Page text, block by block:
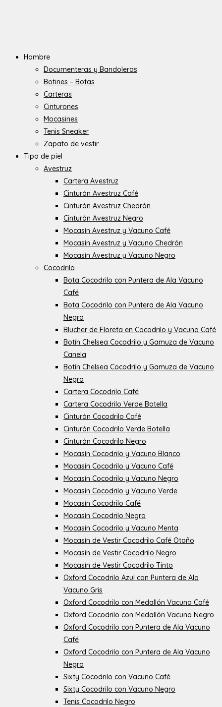
Hombre
Documenteras y Bandoleras
Botines – Botas
Carteras
Cinturones
Mocasines
Tenis Sneaker
Zapato de vestir
Tipo de piel
Avestruz
Cartera Avestruz
Cinturón Avestruz Café
Cinturón Avestruz Chedrón
Cinturón Avestruz Negro
Mocasín Avestruz y Vacuno Café
Mocasín Avestruz y Vacuno Chedrón
Mocasín Avestruz y Vacuno Negro
Cocodrilo
Bota Cocodrilo con Puntera de Ala Vacuno
Café
Bota Cocodrilo con Puntera de Ala Vacuno
Negra
Blucher de Floreta en Cocodrilo y Vacuno Café
Botín Chelsea Cocodrilo y Gamuza de Vacuno
Canela
Botín Chelsea Cocodrilo y Gamuza de Vacuno
Negro
Cartera Cocodrilo Café
Cartera Cocodrilo Verde Botella
Cinturón Cocodrilo Café
Cinturón Cocodrilo Verde Botella
Cinturón Cocodrilo Negro
Mocasín Cocodrilo y Vacuno Blanco
Mocasín Cocodrilo y Vacuno Café
Mocasín Cocodrilo y Vacuno Negro
Mocasín Cocodrilo y Vacuno Verde
Mocasín Cocodrilo Café
Mocasín Cocodrilo Negro
Mocasín Cocodrilo y Vacuno Menta
Mocasín de Vestir Cocodrilo Café Otoño
Mocasín de Vestir Cocodrilo Negro
Mocasín de Vestir Cocodrilo Tinto
Oxford Cocodrilo Azul con Puntera de Ala
Vacuno Gris
Oxford Cocodrilo con Medallón Vacuno Café
Oxford Cocodrilo con Medallón Vacuno Negro
Oxford Cocodrilo con Puntera de Ala Vacuno
Café
Oxford Cocodrilo con Puntera de Ala Vacuno
Negro
Sixty Cocodrilo con Vacuno Café
Sixty Cocodrilo con Vacuno Negro
Tenis Cocodrilo Negro